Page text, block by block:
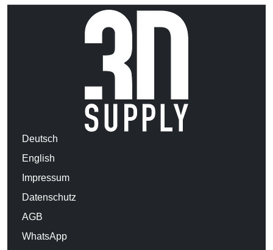
Deutsch
English
Impressum
Datenschutz
AGB
WhatsApp